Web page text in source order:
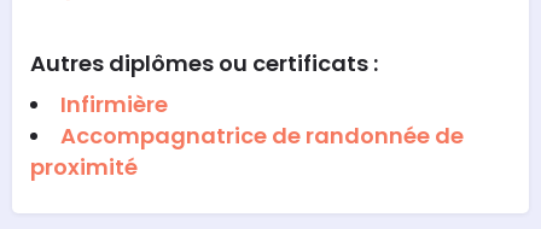
Autres diplômes ou certificats :
Infirmière
Accompagnatrice de randonnée de
proximité